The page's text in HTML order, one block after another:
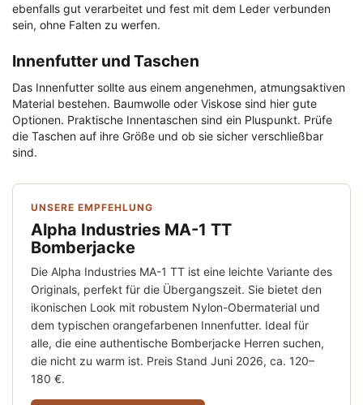
ebenfalls gut verarbeitet und fest mit dem Leder verbunden
sein, ohne Falten zu werfen.
Innenfutter und Taschen
Das Innenfutter sollte aus einem angenehmen, atmungsaktiven
Material bestehen. Baumwolle oder Viskose sind hier gute
Optionen. Praktische Innentaschen sind ein Pluspunkt. Prüfe
die Taschen auf ihre Größe und ob sie sicher verschließbar
sind.
UNSERE EMPFEHLUNG
Alpha Industries MA-1 TT
Bomberjacke
Die Alpha Industries MA-1 TT ist eine leichte Variante des
Originals, perfekt für die Übergangszeit. Sie bietet den
ikonischen Look mit robustem Nylon-Obermaterial und
dem typischen orangefarbenen Innenfutter. Ideal für
alle, die eine authentische Bomberjacke Herren suchen,
die nicht zu warm ist. Preis Stand Juni 2026, ca. 120–
180 €.